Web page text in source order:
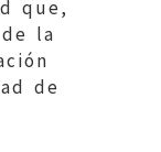
que,
la
de